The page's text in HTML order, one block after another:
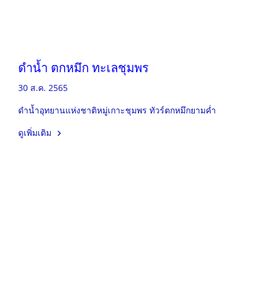
ดำน้ำ ตกหมึก ทะเลชุมพร
30 ส.ค. 2565
ดำน้ำอุทยานแห่งชาติหมู่เกาะชุมพร ทัวร์ตกหมึกยามค่ำ
ดูเพิ่มเติม